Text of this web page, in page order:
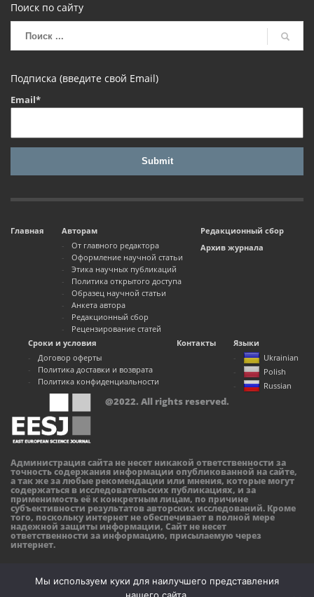
Поиск по сайту
Подписка (введите свой Email)
Email*
Главная
Авторам
От главного редактора
Оформление научной статьи
Этика научных публикаций
Политика открытого доступа
Образец научной статьи
Анкета автора
Редакционный сбор
Рецензирование статей
Редакционный сбор
Архив журнала
Сроки и условия
Договор оферты
Политика доставки и возврата
Политика конфиденциальности
Контакты
Языки
Ukrainian
Polish
Russian
@2022. All rights reserved.
Администрация сайта не несет никакой ответственности за
точность содержания информации опубликованной на сайте,
а так же за любые рекомендации или мнения, которые могут
содержаться в исследовательских публикациях, и за
применимость её к конкретным лицам, по причине
субъективности результатов авторских исследований. Кроме
того, поскольку интернет не обеспечивает в полной мере
надежной защиты информации, Сайт не несет
ответственности за информацию, присылаемую через
интернет.
Мы используем куки для наилучшего представления